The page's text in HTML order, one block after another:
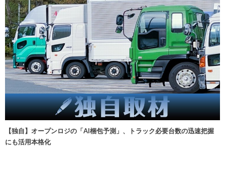
【独自】オープンロジの「AI梱包予測」、トラック必要台数の迅速把握
にも活用本格化